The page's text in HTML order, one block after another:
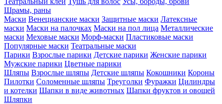
Шрамы, раны
Маски Венецианские маски Защитные маски Латексные
маски Маски на палочках Маски на пол лица Металлические
маски Меховые маски Морф-маски Пластиковые маски
Популярные маски Театральные маски
Парики Взрослые парики Детские парики Женские парики
Мужские парики Цветные парики
Шляпы Взрослые шляпы Детские шляпы Кокошники Короны
Пилотки Соломенные шляпы Треуголки Фуражки Цилиндры
и котелки Шапки в виде животных Шапки фруктов и овощей
Шляпки